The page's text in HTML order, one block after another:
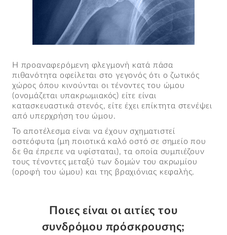
Η προαναφερόμενη φλεγμονή κατά πάσα
πιθανότητα οφείλεται στο γεγονός ότι ο ζωτικός
χώρος όπου κινούνται οι τένοντες του ώμου
(ονομάζεται υπακρωμιακός) είτε είναι
κατασκευαστικά στενός, είτε έχει επίκτητα στενέψει
από υπερχρήση του ώμου.
Το αποτέλεσμα είναι να έχουν σχηματιστεί
οστεόφυτα (μη ποιοτικά καλό οστό σε σημείο που
δε θα έπρεπε να υφίσταται), τα οποία συμπιέζουν
τους τένοντες μεταξύ των δομών του ακρωμίου
(οροφή του ώμου) και της βραχιόνιας κεφαλής.
Ποιες είναι οι αιτίες του
συνδρόμου πρόσκρουσης;